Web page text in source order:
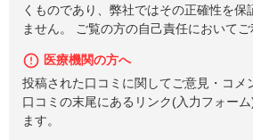
くものであり、弊社ではその正確性を保
ません。 ご覧の方の自己責任においてご
医療機関の方へ
投稿された口コミに関してご意見・コメ
口コミの末尾にあるリンク(入力フォー
ます。